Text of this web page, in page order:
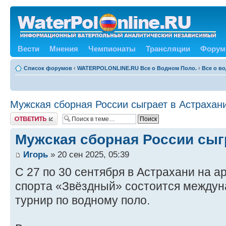
Вести Мнения Чемпионаты Трансляции Форум
Список форумов ‹ WATERPOLONLINE.RU Все о Водном Поло. ‹ Все о
Мужская сборная России сыграет в
Ответить
Мужская сборная России
Игорь » 20 сен 2025, 05:39
С 27 по 30 сентября в Астрахани на
спорта «Звёздный» состоится
турнир по водному поло.